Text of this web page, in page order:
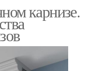
карнизе.